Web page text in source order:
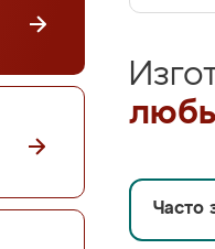
Часто